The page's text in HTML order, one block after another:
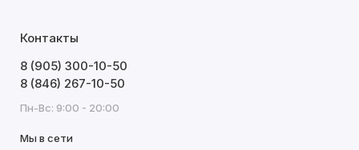
Контакты
8 (905) 300-10-50
8 (846) 267-10-50
Пн-Вс: 9:00 - 20:00
Мы в сети